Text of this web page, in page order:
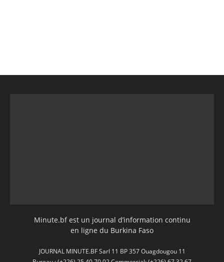
Minute.bf est un journal d’information continu
en ligne du Burkina Faso
JOURNAL MINUTE.BF Sarl 11 BP 357 Ouagdougou 11